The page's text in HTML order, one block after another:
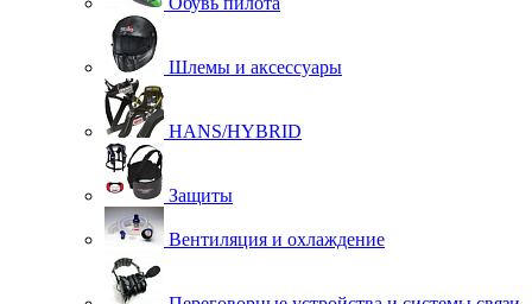
Шлемы и аксессуары
HANS/HYBRID
Защиты
Вентиляция и охлаждение